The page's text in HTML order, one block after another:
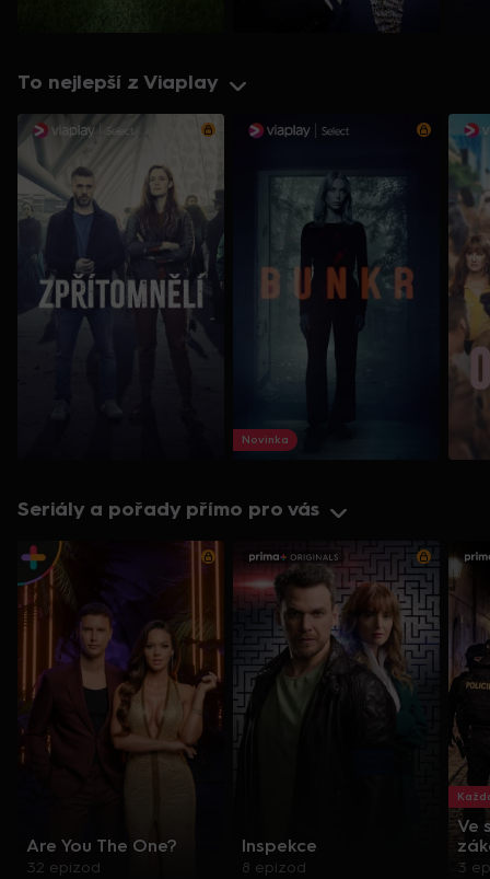
To nejlepší z Viaplay
Novinka
Seriály a pořady přímo pro vás
Are You The One?
32 epizod
Inspekce
8 epizod
Ve
3